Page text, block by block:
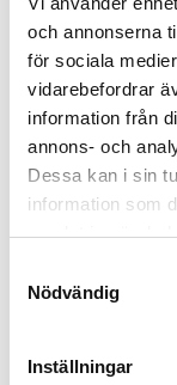
och annonserna
för sociala
vidarebefordrar
information från
annons- och
Dessa kan i sin
information som
samlat in när du
Nödvändig
Inställningar
899 :-
Tåöverdrag Pearl Izumi